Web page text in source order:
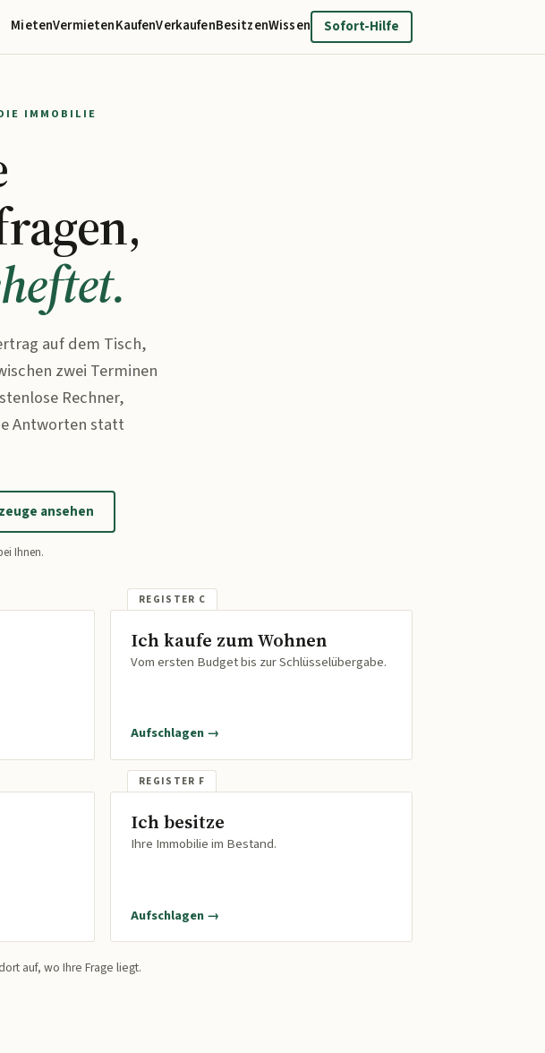
MietenVermietenKaufenVerkaufenBesitzenWissen Sofort-Hilfe
IMMOBILIE
auf dem Tisch,
zwei Terminen
Rechner,
Antworten statt
ansehen
Ihnen.
Ich kaufe zum Wohnen
Vom ersten Budget bis zur Schlüsselübergabe.
Aufschlagen →
Ich besitze
Ihre Immobilie im Bestand.
Aufschlagen →
auf, wo Ihre Frage liegt.